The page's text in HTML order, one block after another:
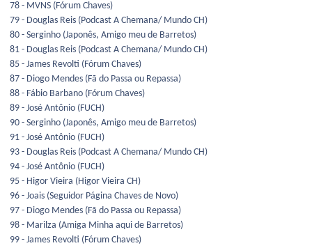
78 - MVNS (Fórum Chaves)
79 - Douglas Reis (Podcast A Chemana/ Mundo CH)
80 - Serginho (Japonês, Amigo meu de Barretos)
81 - Douglas Reis (Podcast A Chemana/ Mundo CH)
85 - James Revolti (Fórum Chaves)
87 - Diogo Mendes (Fã do Passa ou Repassa)
88 - Fábio Barbano (Fórum Chaves)
89 - José Antônio (FUCH)
90 - Serginho (Japonês, Amigo meu de Barretos)
91 - José Antônio (FUCH)
93 - Douglas Reis (Podcast A Chemana/ Mundo CH)
94 - José Antônio (FUCH)
95 - Higor Vieira (Higor Vieira CH)
96 - Joais (Seguidor Página Chaves de Novo)
97 - Diogo Mendes (Fã do Passa ou Repassa)
98 - Marilza (Amiga Minha aqui de Barretos)
99 - James Revolti (Fórum Chaves)